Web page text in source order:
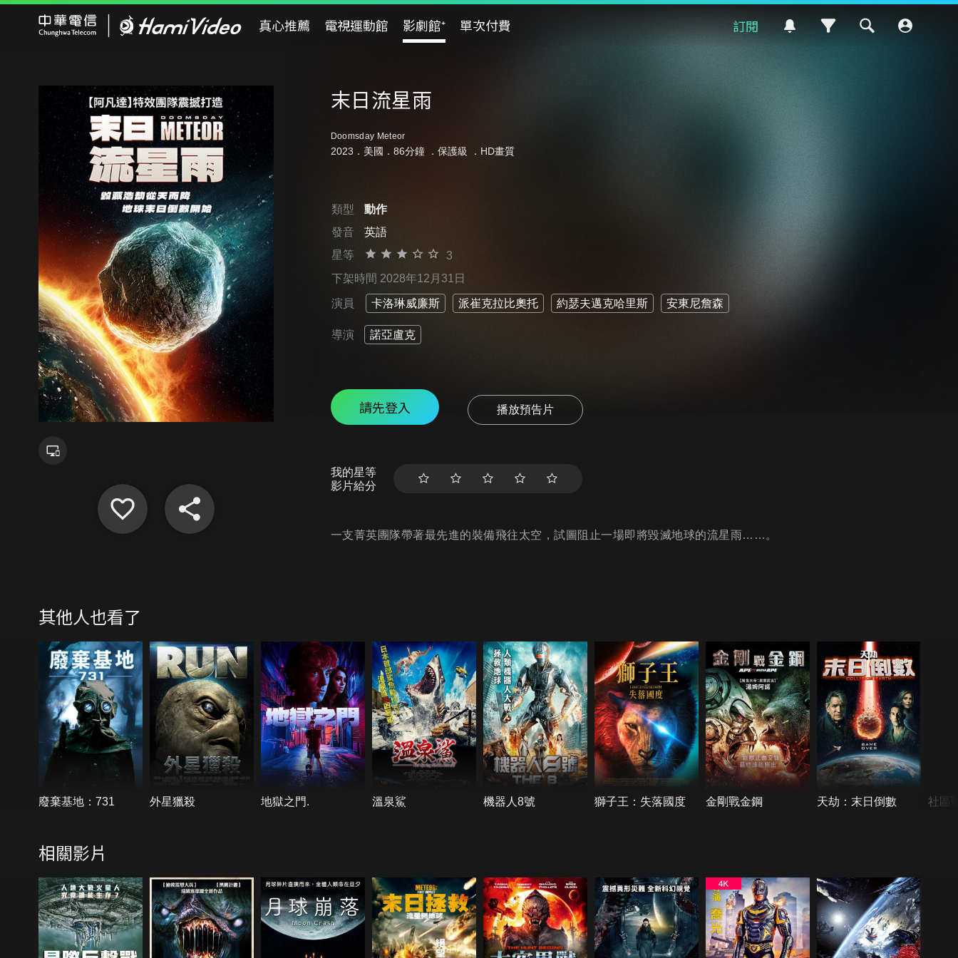
真心推薦 電視運動館 影劇館⁺ 單次付費 訂閱
末日流星雨
Doomsday Meteor
2023．美國．86分鐘 ． 保護級 ．HD畫質
類型
動作
發音
英語
星等
3
下架時間 2028年12月31日
演員 卡洛琳威廉斯 派崔克拉比奧托 約瑟夫邁克哈里斯 安東尼詹森
導演 諾亞盧克
請先登入 播放預告片
我的星等
影片給分
一支菁英團隊帶著最先進的裝備飛往太空，試圖阻止一場即將毀滅地球的流星雨……。
其他人也看了
廢棄基地：731 外星獵殺 地獄之門. 溫泉鯊 機器人8號 獅子王：失落國度 金剛戰金鋼 天劫：末日倒數 社區
相關影片